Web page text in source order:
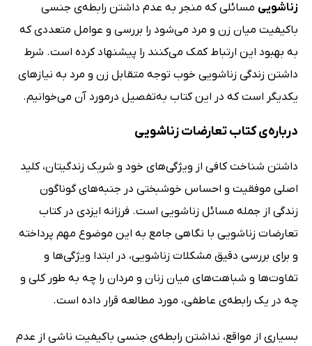
زناشویی مسائلی که منجر به عدم داشتن رابطه‌ی جنسی
باکیفیت میان زن و مرد می‌شود را بررسی و عوامل متعددی که
به بهبود این ارتباط کمک می‌کنند را پیشنهاد کرده است. شرط
داشتن زندگی زناشویی خوب توجه متقابل زن و مرد به نیازهای
یکدیگر است که در این کتاب به‌تفصیل درمورد آن می‌خوانیم.
درباره‌ی کتاب تعارضات زناشویی
داشتن شناخت کافی از ویژگی‌های خود و شریک زندگیتان، کلید
اصلی موفقیت و احساس خوشبختی در جنبه‌های گوناگون
زندگی از جمله مسائل زناشویی است. فرزانه ایزدی در کتاب
تعارضات زناشویی با نگاهی جامع به این موضوع مهم پرداخته
و برای بررسی دقیق مشکلات زناشویی، در ابتدا ویژگی‌ها و
تفاوت‌ها و شباهت‌های میان زنان و مردان را چه به طور کلی و
چه در یک رابطه‌ی عاطفی، مورد مطالعه قرار داده است.
بسیاری از مواقع، نداشتن رابطه‌ی جنسی باکیفیت ناشی از عدم